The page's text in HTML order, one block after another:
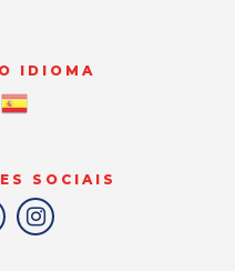
IDIOMA
SOCIAIS